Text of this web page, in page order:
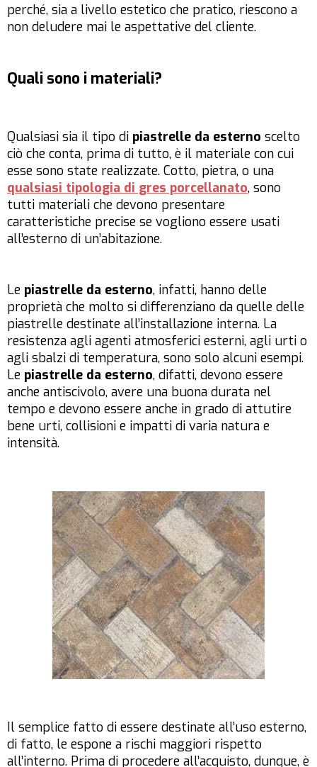
perché, sia a livello estetico che pratico, riescono a
non deludere mai le aspettative del cliente.
Quali sono i materiali?
Qualsiasi sia il tipo di piastrelle da esterno scelto
ciò che conta, prima di tutto, è il materiale con cui
esse sono state realizzate. Cotto, pietra, o una
qualsiasi tipologia di gres porcellanato, sono
tutti materiali che devono presentare
caratteristiche precise se vogliono essere usati
all’esterno di un’abitazione.
Le piastrelle da esterno, infatti, hanno delle
proprietà che molto si differenziano da quelle delle
piastrelle destinate all’installazione interna. La
resistenza agli agenti atmosferici esterni, agli urti o
agli sbalzi di temperatura, sono solo alcuni esempi.
Le piastrelle da esterno, difatti, devono essere
anche antiscivolo, avere una buona durata nel
tempo e devono essere anche in grado di attutire
bene urti, collisioni e impatti di varia natura e
intensità.
Il semplice fatto di essere destinate all’uso esterno,
di fatto, le espone a rischi maggiori rispetto
all’interno. Prima di procedere all’acquisto, dunque, è